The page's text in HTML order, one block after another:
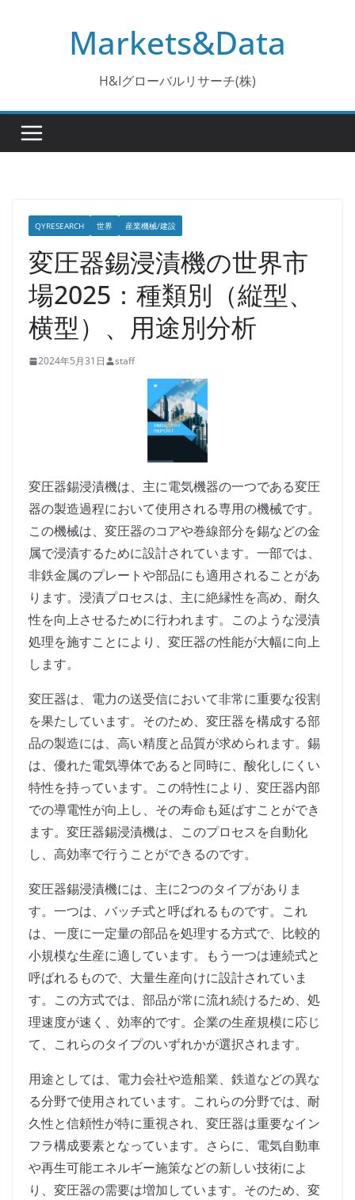
Markets&Data
H&Iグローバルリサーチ(株)
QYRESEARCH 世界 産業機械/建設
変圧器錫浸漬機の世界市
場2025：種類別（縦型、
横型）、用途別分析
2024年5月31日 staff
変圧器錫浸漬機は、主に電気機器の一つである変圧
器の製造過程において使用される専用の機械です。
この機械は、変圧器のコアや巻線部分を錫などの金
属で浸漬するために設計されています。一部では、
非鉄金属のプレートや部品にも適用されることがあ
ります。浸漬プロセスは、主に絶縁性を高め、耐久
性を向上させるために行われます。このような浸漬
処理を施すことにより、変圧器の性能が大幅に向上
します。
変圧器は、電力の送受信において非常に重要な役割
を果たしています。そのため、変圧器を構成する部
品の製造には、高い精度と品質が求められます。錫
は、優れた電気導体であると同時に、酸化しにくい
特性を持っています。この特性により、変圧器内部
での導電性が向上し、その寿命も延ばすことができ
ます。変圧器錫浸漬機は、このプロセスを自動化
し、高効率で行うことができるのです。
変圧器錫浸漬機には、主に2つのタイプがありま
す。一つは、バッチ式と呼ばれるものです。これ
は、一度に一定量の部品を処理する方式で、比較的
小規模な生産に適しています。もう一つは連続式と
呼ばれるもので、大量生産向けに設計されていま
す。この方式では、部品が常に流れ続けるため、処
理速度が速く、効率的です。企業の生産規模に応じ
て、これらのタイプのいずれかが選択されます。
用途としては、電力会社や造船業、鉄道などの異な
る分野で使用されています。これらの分野では、耐
久性と信頼性が特に重視され、変圧器は重要なイン
フラ構成要素となっています。さらに、電気自動車
や再生可能エネルギー施策などの新しい技術によ
り、変圧器の需要は増加しています。そのため、変